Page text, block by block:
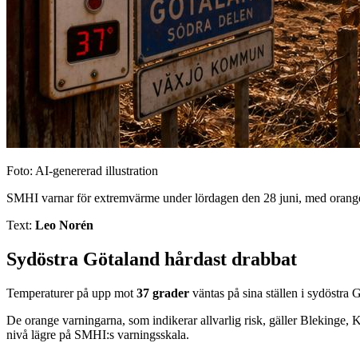
Foto: AI-genererad illustration
SMHI varnar för extremvärme under lördagen den 28 juni, med
Text: Leo Norén
Sydöstra Götaland hårdast drabbat
Temperaturer på upp mot 37 grader väntas på sina ställen i sydöstra
De orange varningarna, som indikerar allvarlig risk, gäller Blekinge,
nivå lägre på SMHI:s varningsskala.